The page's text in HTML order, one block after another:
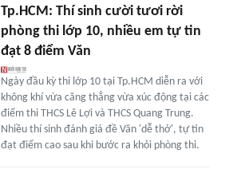
Tp.HCM: Thí sinh cười tươi rời
phòng thi lớp 10, nhiều em tự tin
đạt 8 điểm Văn
Ngày đầu kỳ thi lớp 10 tại Tp.HCM diễn ra với
không khí vừa căng thẳng vừa xúc động tại các
điểm thi THCS Lê Lợi và THCS Quang Trung.
Nhiều thí sinh đánh giá đề Văn 'dễ thở', tự tin
đạt điểm cao sau khi bước ra khỏi phòng thi.